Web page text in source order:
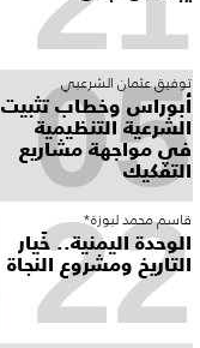
توفيق عثمان الشرعبي
أبوراس وخطاب تثبيت
الشرعية التنظيمية
في مواجهة مشاريع
التفكيك
05
قاسم محمد لبوزة*
الوحدة اليمنية.. خَيار
التاريخ ومشروع النجاة
22